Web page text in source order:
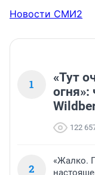
Новости СМИ2
1
«Тут
огня»:
122
2
«Жалко.